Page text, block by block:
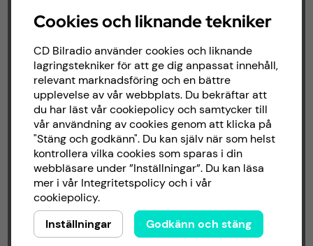
Kampanjer
Modellanpassat
Om butiken
Följ oss
Facebook
Instagram
Cookies och liknande tekniker
CD Bilradio använder cookies och liknande
lagringstekniker för att ge dig anpassat innehåll,
relevant marknadsföring och en bättre
upplevelse av vår webbplats. Du bekräftar att
du har läst vår cookiepolicy och samtycker till
vår användning av cookies genom att klicka på
"Stäng och godkänn". Du kan själv när som helst
kontrollera vilka cookies som sparas i din
webbläsare under ”Inställningar”. Du kan läsa
mer i vår Integritetspolicyoch i vår
cookiepolicy.
Inställningar
Godkänn och stäng